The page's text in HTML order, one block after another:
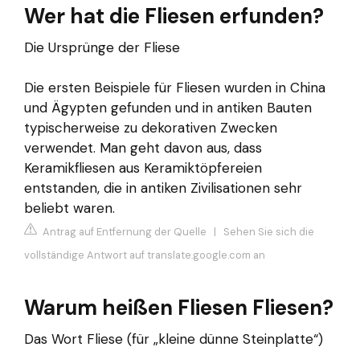
Wer hat die Fliesen erfunden?
Die Ursprünge der Fliese
Die ersten Beispiele für Fliesen wurden in China
und Ägypten gefunden und in antiken Bauten
typischerweise zu dekorativen Zwecken
verwendet. Man geht davon aus, dass
Keramikfliesen aus Keramiktöpfereien
entstanden, die in antiken Zivilisationen sehr
beliebt waren.
Antrag auf Entfernung der Quelle | Sehen Sie sich die
vollständige Antwort auf translate.google.com an
Warum heißen Fliesen Fliesen?
Das Wort Fliese (für „kleine dünne Steinplatte“)